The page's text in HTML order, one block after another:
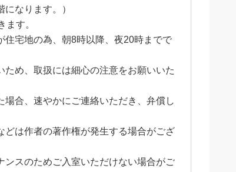
なります。）
す。
宅地の為、朝8時以降、夜20時までで
め、取扱には細心の注意をお願いいた
合、速やかにご連絡いただき、弁償し
は作者の著作権が発生する場合がござ
ンスのためご入室いただけない場合がご